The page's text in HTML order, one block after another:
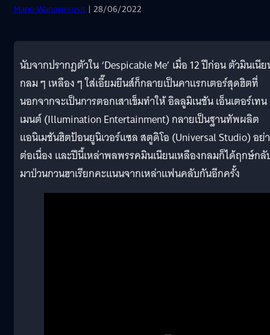
Mano Wanawerusit | 28/06/2022
นับจากปรากฎตัวใน ‘Despicable Me’ เมื่อ 12 ปีก่อน ตัวมินเนี
กลม ๆ เหลือง ๆ ใส่เอี๊ยมยีนส์ก็กลายเป็นคาแรกเตอร์สุดฮิตที่
นอกจากจะเป็นการตอกเสาเข็มทำให้ อิลลูมิเนชัน เอ็นเตอร์เทน
เมนต์ (Illumination Entertainment) กลายเป็นฐานทัพผลิต
แอนิเมชันฮิตป้อนยูนิเวอร์แซล สตูดิโอ (Universal Studio) อย่
ต่อเนื่อง และปีนี้เหล่าพลพรรคมินเนียนเหลืองกลมก็ได้ฤกษ์กลั
มาป่วนกวนฮาเรียกคะแนนจากเหล่าแฟนคลับกันอีกครั้ง